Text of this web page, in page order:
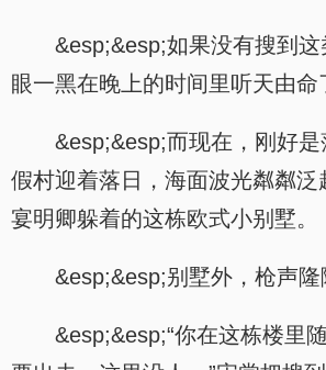
&esp;&esp;如果没有搜到
眼一黑在晚上的时间里听天由命
&esp;&esp;而现在，刚好
假村迎着落日，海面波光粼粼泛
宴明卿躲着的这栋欧式小别墅。
&esp;&esp;别墅外，枪声隆
&esp;&esp;“你在这栋楼里